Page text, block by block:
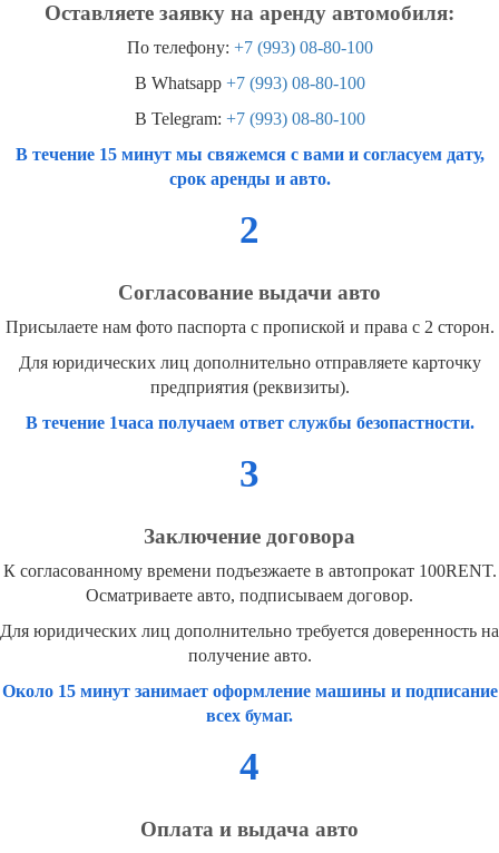
Оставляете заявку на аренду автомобиля:
По телефону: +7 (993) 08-80-100
В Whatsapp +7 (993) 08-80-100
В Telegram: +7 (993) 08-80-100
В течение 15 минут мы свяжемся с вами и согласуем дату,
срок аренды и авто.
2
Согласование выдачи авто
Присылаете нам фото паспорта с пропиской и права с 2 сторон.
Для юридических лиц дополнительно отправляете карточку
предприятия (реквизиты).
В течение 1часа получаем ответ службы безопастности.
3
Заключение договора
К согласованному времени подъезжаете в автопрокат 100RENT.
Осматриваете авто, подписываем договор.
Для юридических лиц дополнительно требуется доверенность на
получение авто.
Около 15 минут занимает оформление машины и подписание
всех бумаг.
4
Оплата и выдача авто